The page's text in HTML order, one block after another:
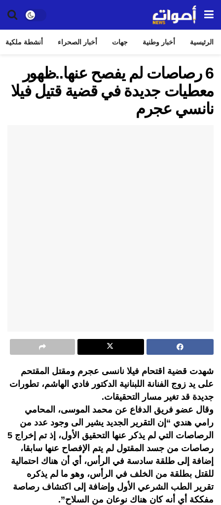
الرئيسية أخبار وطنية جهات أخبار الصحراء أنشطة ملكية
6 رصاصات لم يفصح عنها..ظهور
معطيات جديدة في قضية قتيل فيلا
نانسي عجرم
شهدت قضية اقتحام فيلا نانسى عجرم ومقتل المقتحم
على يد زوج الفنانة اللبنانية الدكتور فادي الهاشم، تطورات
جديدة قد تغير مسار التحقيقات.
وقال عضو فريق الدفاع عن محمد الموسى، المحامي
رامي هندي “إن التقرير الجديد يشير الى وجود عدد من
الرصاصات التي لم يذكر عنها التحقيق الأول، إذ تم إخراج 5
رصاصات من جسد المقتول لم يتم الإفصاح عنها سابقا،
إضافة إلى طلقة سادسة في الرأس، أي أن هناك احتمالية
للقتل بطلقة من الخلف في الرأس، وهو ما لم يذكره
تقرير الطب الشرعي الأول وإضافة إلى اكتشاف رصاصة
مفككة أي أنه كان هناك نوعان من السلاح”.